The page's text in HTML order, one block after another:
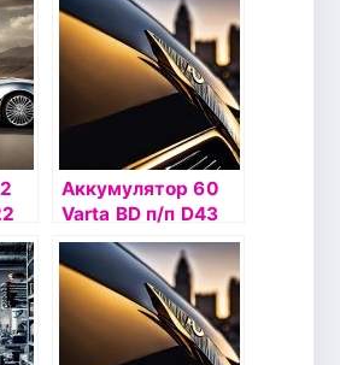
Аккумулятор 60
Varta BD п/п D43
(560 127)